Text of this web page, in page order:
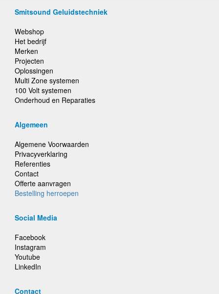
Smitsound Geluidstechniek
Webshop
Het bedrijf
Merken
Projecten
Oplossingen
Multi Zone systemen
100 Volt systemen
Onderhoud en Reparaties
Algemeen
Algemene Voorwaarden
Privacyverklaring
Referenties
Contact
Offerte aanvragen
Bestelling herroepen
Social Media
Facebook
Instagram
Youtube
LinkedIn
Contact